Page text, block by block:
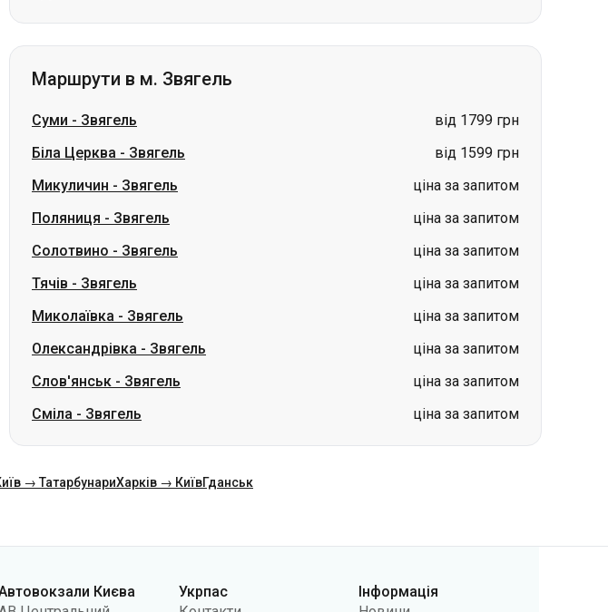
Суми-Звягель
від 1799 грн
Микуличин - Звягель
Поляниця-Звягель
ціна за запитом
Солотвино-Звягель
ціна за запитом
Тячів-Звягель
ціна за запитом
Миколаївка-Звягель
ціна за запитом
Олександрівка-Звягель
ціна за запитом
Слов'янськ-Звягель
ціна за запитом
Сміла-Звягель ціна за запитом
Київ → ТатарбунариХарків → Київ
АС Південна
АС Дарниця
Політики
конфіденційності
Повернення квитків
Карта сайту